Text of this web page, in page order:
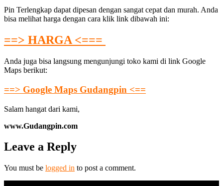
Pin Terlengkap dapat dipesan dengan sangat cepat dan murah. Anda
bisa melihat harga dengan cara klik link dibawah ini:
==> HARGA <===
Anda juga bisa langsung mengunjungi toko kami di link Google
Maps berikut:
==> Google Maps Gudangpin <==
Salam hangat dari kami,
www.Gudangpin.com
Leave a Reply
You must be logged in to post a comment.